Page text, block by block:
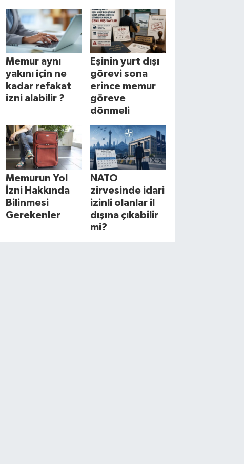
Memur aynı
yakını için ne
kadar refakat
izni alabilir ?
Eşinin yurt dışı
görevi sona
erince memur
göreve
dönmeli
Memurun Yol
İzni Hakkında
Bilinmesi
Gerekenler
NATO
zirvesinde idari
izinli olanlar il
dışına çıkabilir
mi?